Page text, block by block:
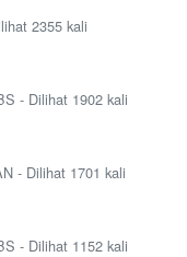
2355 kali
- Dilihat 1902 kali
- Dilihat 1701 kali
- Dilihat 1152 kali